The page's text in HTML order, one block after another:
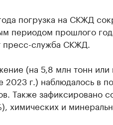
погрузка на СКЖД
периодом прошлого
служба СКЖД.
(на 5,8 млн тонн или
2023 г.) наблюдалось в
Также зафиксировано
химических и